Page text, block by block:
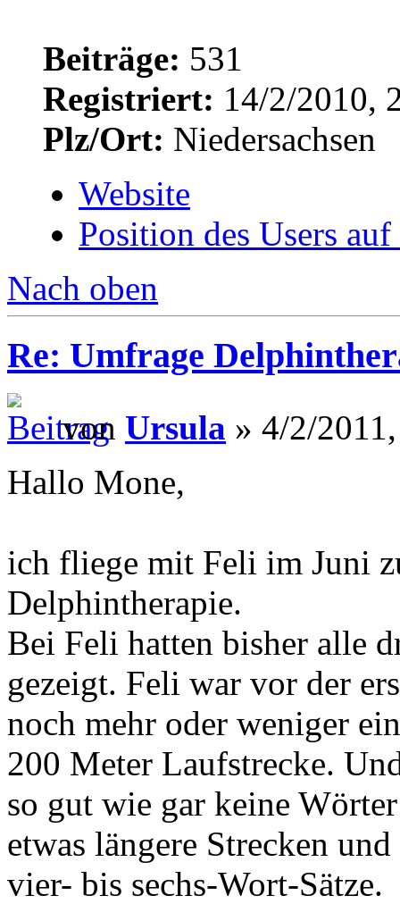
Beiträge: 531
Registriert: 14/2/2010,
Plz/Ort: Niedersachsen
Website
Position des Users
Nach oben
Re: Umfrage
von Ursula » 4/2/
Hallo Mone,
ich fliege mit Feli im Juni
Delphintherapie.
Bei Feli hatten bisher alle
gezeigt. Feli war vor der
noch mehr oder weniger
200 Meter Laufstrecke.
so gut wie gar keine
etwas längere Strecken und
vier- bis sechs-Wort-Sätze.